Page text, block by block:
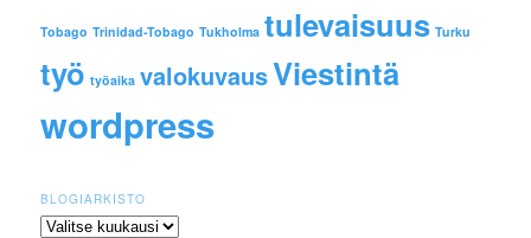
Tobago Trinidad-Tobago Tukholma tulevaisuus Turku
työ työaika valokuvausViestintä
wordpress
BLOGIARKISTO
Blogiarkisto